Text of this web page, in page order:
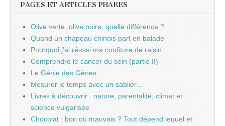
PAGES ET ARTICLES PHARES
Olive verte, olive noire, quelle différence ?
Quand un chapeau chinois part en balade
Pourquoi j'ai réussi ma confiture de raisin
Comprendre le cancer du sein (partie II)
Le Génie des Gènes
Mesurer le temps avec un sablier...
Livres à découvrir : nature, parentalité, climat et
science vulgarisée
Chocolat : bon ou mauvais ? Tout dépend lequel et